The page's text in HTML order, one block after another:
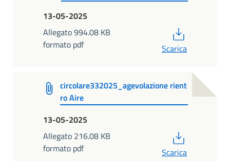
13-05-2025
Allegato 994.08 KB
formato pdf
Scarica
circolare332025_agevolazione rient
ro Aire
13-05-2025
Allegato 216.08 KB
formato pdf
Scarica